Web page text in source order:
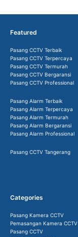
Featured
Pasang CCTV Terbaik
Pasang CCTV Terpercaya
Pasang CCTV Termurah
Pasang CCTV Bergaransi
Pasang CCTV Professional
Pasang Alarm Terbaik
Pasang Alarm Terpercaya
Pasang Alarm Termurah
Pasang Alarm Bergaransi
Pasang Alarm Professional
Pasang CCTV Tangerang
Categories
Pasang Kamera CCTV
Pemasangan Kamera CCTV
Pasang CCTV